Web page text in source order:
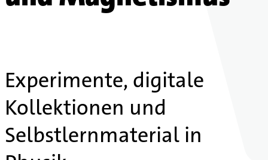
Experimente, digitale
Kollektionen und
Selbstlernmaterial in